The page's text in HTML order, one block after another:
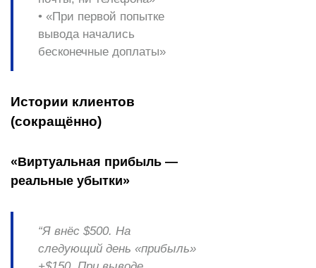
• «При первой попытке
вывода начались
бесконечные доплаты»
Истории клиентов
(сокращённо)
«Виртуальная прибыль —
реальные убытки»
“Я внёс $500. На
следующий день «прибыль»